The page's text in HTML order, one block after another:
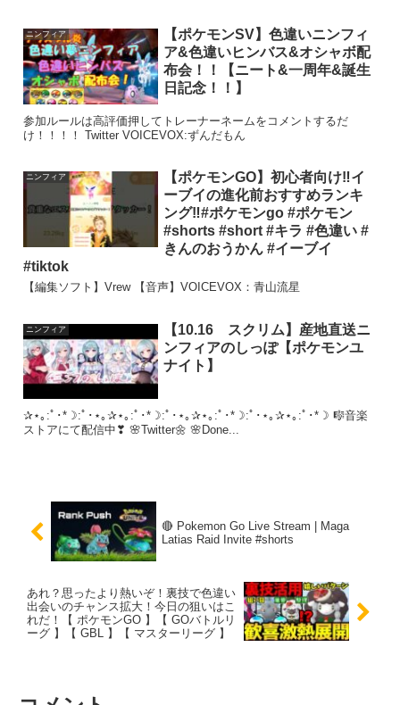
ニンフィア
【ポケモンSV】色違いニンフィ
ア&色違いヒンバス&オシャボ配
布会！！【ニート&一周年&誕生
日記念！！】
参加ルールは高評価押してトレーナーネームをコメントするだ
け！！！！ Twitter VOICEVOX:ずんだもん
ニンフィア
【ポケモンGO】初心者向け‼︎イ
ーブイの進化前おすすめランキ
ング‼︎#ポケモンgo #ポケモン
#shorts #short #キラ #色違い #
きんのおうかん #イーブイ
#tiktok
【編集ソフト】Vrew 【音声】VOICEVOX：青山流星
ニンフィア
【10.16 スクリム】産地直送ニ
ンフィアのしっぽ【ポケモンユ
ナイト】
✰⋆｡:ﾟ･*☽:ﾟ･⋆｡✰⋆｡:ﾟ･*☽:ﾟ･⋆｡✰⋆｡:ﾟ･*☽:ﾟ･⋆｡✰⋆｡:ﾟ･*☽ 🎼音楽
ストアにて配信中❣ 🌸Twitter🌼 🌸Done...
🔴 Pokemon Go Live Stream | Maga
Latias Raid Invite #shorts
あれ？思ったより熱いぞ！裏技で色違い
出会いのチャンス拡大！今日の狙いはこ
れだ！【 ポケモンGO 】【 GOバトルリ
ーグ 】【 GBL 】【 マスターリーグ 】